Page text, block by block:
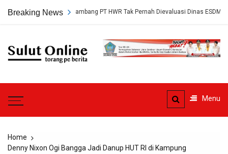
Breaking News
Persetujuan Tambang PT HWR Tak Pernah Dievaluasi Dinas ESDM
Sulut
Menu
Home
Denny Nixon Ogi Bangga Jadi Danup HUT RI di Kampung